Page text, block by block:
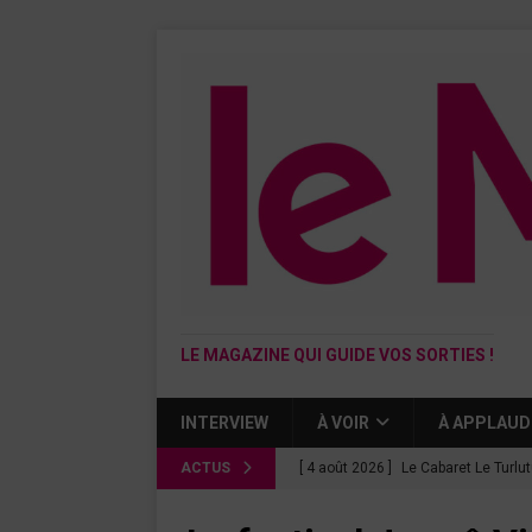
LE MAGAZINE QUI GUIDE VOS SORTIES !
INTERVIEW À VOIR À
ACTUS [ 4 août 2026 ] Le Cabaret Le